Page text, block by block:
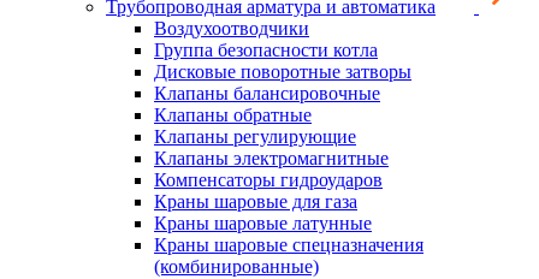
Трубопроводная арматура и автоматика
Воздухоотводчики
Группа безопасности котла
Дисковые поворотные затворы
Клапаны балансировочные
Клапаны обратные
Клапаны регулирующие
Клапаны электромагнитные
Компенсаторы гидроударов
Краны шаровые для газа
Краны шаровые латунные
Краны шаровые спецназначения
(комбинированные)